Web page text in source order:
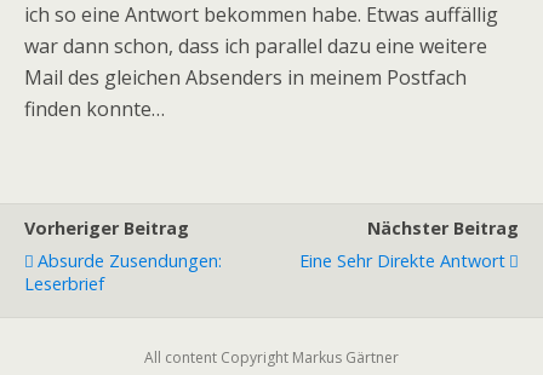
ich so eine Antwort bekommen habe. Etwas auffällig
war dann schon, dass ich parallel dazu eine weitere
Mail des gleichen Absenders in meinem Postfach
finden konnte…
Vorheriger Beitrag
Absurde Zusendungen:
Leserbrief
Nächster Beitrag
Eine Sehr Direkte Antwort
All content Copyright Markus Gärtner